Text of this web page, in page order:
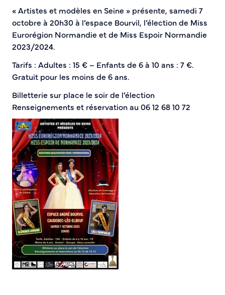
« Artistes et modèles en Seine » présente, samedi 7
octobre à 20h30 à l’espace Bourvil, l’élection de Miss
Eurorégion Normandie et de Miss Espoir Normandie
2023/2024.
Tarifs : Adultes : 15 € – Enfants de 6 à 10 ans : 7 €.
Gratuit pour les moins de 6 ans.
Billetterie sur place le soir de l’élection
Renseignements et réservation au 06 12 68 10 72
Infos pratiques
Plan de Ville
Numéros d’urgence
Location de salles
Annuaire des services publics
DÉCOUVRIR SORTIR
Bienvenue à Caudebec
Histoire de la ville
Patrimoine historique
Temps forts
Venir à Caudebec
Emménager à Caudebec
Cadre de vie
Parcs et jardins
Entretien durable des espaces verts
Concours des maisons et balcons fleuris